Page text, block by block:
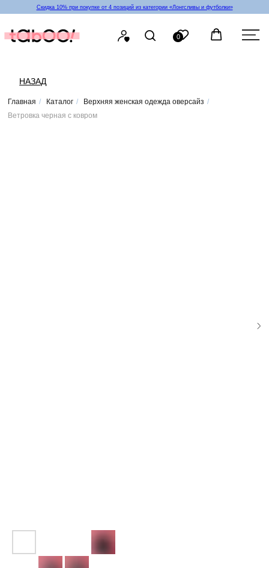
Скидка 10% при покупке от 4 позиций из категории «‎Лонгсливы и футболки»
Главная / Каталог / Верхняя женская одежда оверсайз /
Ветровка черная с ковром